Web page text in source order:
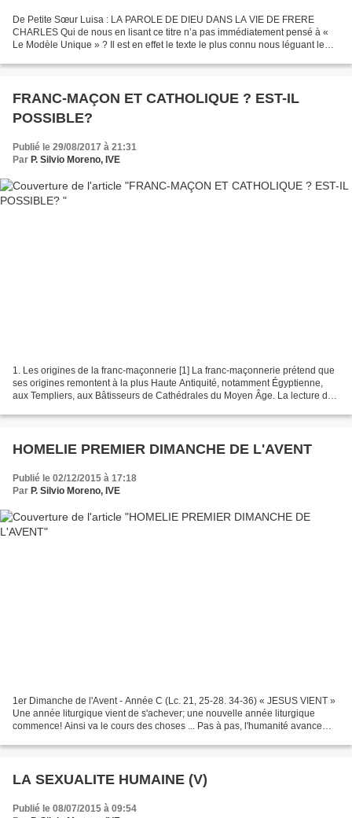
De Petite Sœur Luisa : LA PAROLE DE DIEU DANS LA VIE DE FRERE
CHARLES Qui de nous en lisant ce titre n’a pas immédiatement pensé à «
Le Modèle Unique » ? Il est en effet le texte le plus connu nous léguant le
FRANC-MAÇON ET CATHOLIQUE ? EST-IL
POSSIBLE?
Publié le 29/08/2017 à 21:31
Par P. Silvio Moreno, IVE
1. Les origines de la franc-maçonnerie [1] La franc-maçonnerie prétend que
ses origines remontent à la plus Haute Antiquité, notamment Égyptienne,
aux Templiers, aux Bâtisseurs de Cathédrales du Moyen Âge. La lecture des
HOMELIE PREMIER DIMANCHE DE L'AVENT
Publié le 02/12/2015 à 17:18
Par P. Silvio Moreno, IVE
1er Dimanche de l'Avent - Année C (Lc. 21, 25-28. 34-36) « JESUS VIENT »
Une année liturgique vient de s'achever; une nouvelle année liturgique
commence! Ainsi va le cours des choses ... Pas à pas, l'humanité avance
LA SEXUALITE HUMAINE (V)
Publié le 08/07/2015 à 09:54